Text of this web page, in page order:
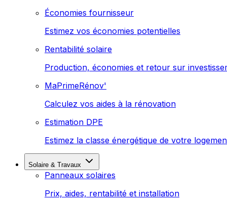
Économies fournisseur
Estimez vos économies potentielles
Rentabilité solaire
Production, économies et retour sur
MaPrimeRénov'
Calculez vos aides à la rénovation
Estimation DPE
Estimez la classe énergétique de votre
Solaire & Travaux
Panneaux solaires
Prix, aides, rentabilité et installation